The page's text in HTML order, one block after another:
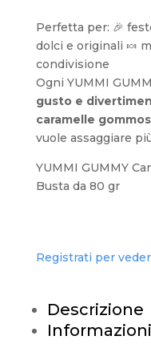
Perfetta per: 🎉
dolci e originali 🍬
condivisione
Ogni YUMMI
gusto e
caramelle
vuole assaggiare
YUMMI GUMMY
Busta da 80 gr
Registrati per
Descrizione